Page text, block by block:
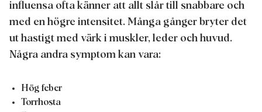
influensa ofta känner att allt slår till snabbare och
med en högre intensitet. Många gånger bryter det
ut hastigt med värk i muskler, leder och huvud.
Några andra symptom kan vara:
Hög feber
Torrhosta